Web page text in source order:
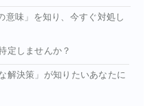
意味」を知り、今すぐ対処し
定しませんか？
解決策」が知りたいあなたに